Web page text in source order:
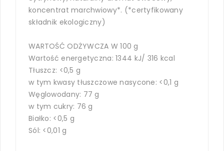
koncentrat marchwiowy*. (*certyfikowany
składnik ekologiczny)
WARTOŚĆ ODŻYWCZA W 100 g
Wartość energetyczna: 1344 kJ/ 316 kcal
Tłuszcz: <0,5 g
w tym kwasy tłuszczowe nasycone: <0,1 g
Węglowodany: 77 g
w tym cukry: 76 g
Białko: <0,5 g
Sól: <0,01 g